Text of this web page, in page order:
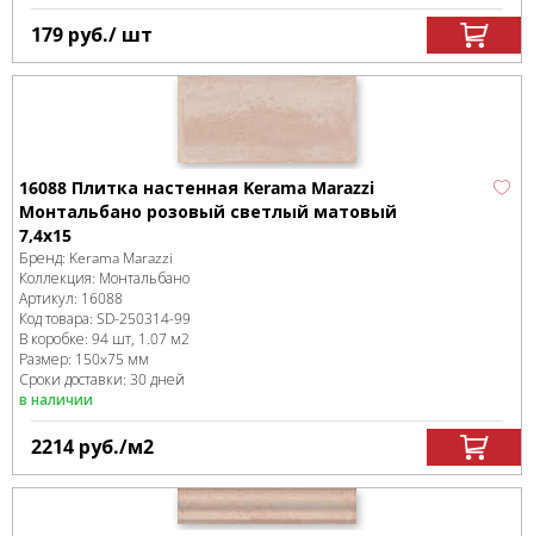
179 руб./ шт
16088 Плитка настенная Kerama Marazzi
Монтальбано розовый светлый матовый
7,4x15
Бренд: Kerama Marazzi
Коллекция: Монтальбано
Артикул: 16088
Код товара: SD-250314-99
В коробке: 94 шт, 1.07 м2
Размер: 150x75 мм
Сроки доставки: 30 дней
в наличии
2214 руб./м2